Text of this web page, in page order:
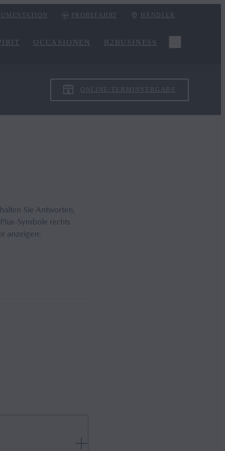
PROBEFAHRT HÄNDLER
OCCASIONEN B2BUSINESS
ONLINE-TERMINVERGABE
Sie Antworten,
Symbole rechts
anzeigen: